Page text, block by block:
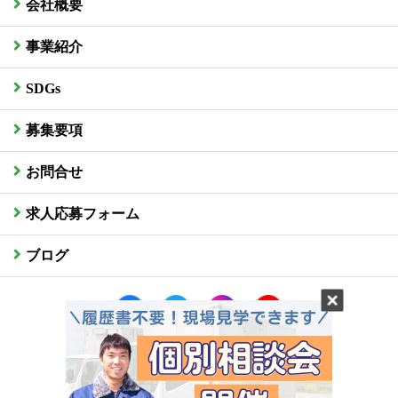
会社概要
事業紹介
SDGs
募集要項
お問合せ
求人応募フォーム
ブログ
社員専用サイトはこちら